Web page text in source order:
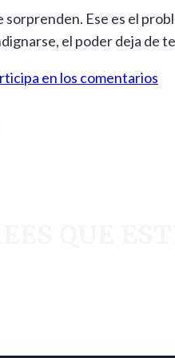
sorprenden. Ese es el
el poder deja de
en los comentarios